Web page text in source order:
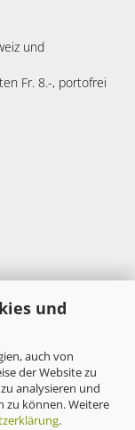
und
auch von
der Website zu
analysieren und
zu können. Weitere
.
und
Fr. 8.-, portofrei